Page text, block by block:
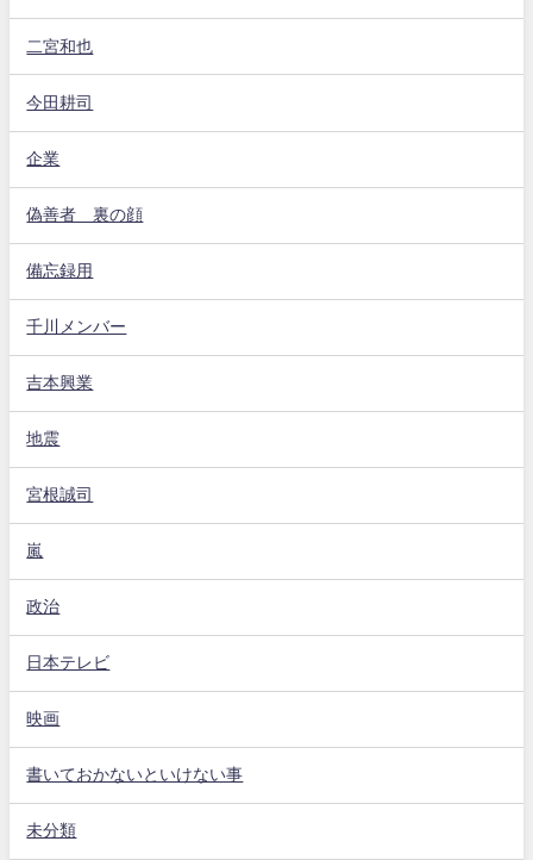
二宮和也
今田耕司
企業
偽善者 裏の顔
備忘録用
千川メンバー
吉本興業
地震
宮根誠司
嵐
政治
日本テレビ
映画
書いておかないといけない事
未分類